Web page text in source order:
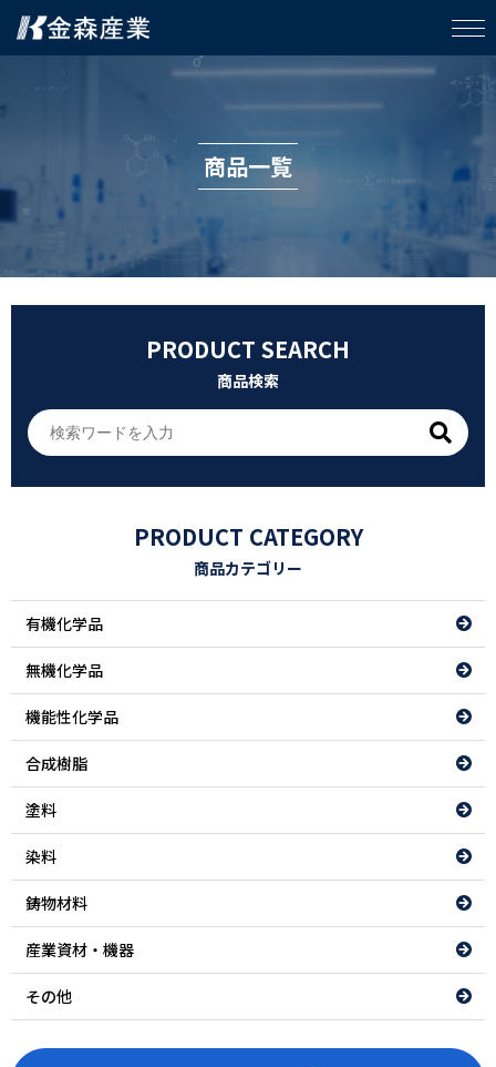
商品一覧
PRODUCT SEARCH
商品検索
PRODUCT CATEGORY
商品カテゴリー
有機化学品
無機化学品
機能性化学品
合成樹脂
塗料
染料
鋳物材料
産業資材・機器
その他